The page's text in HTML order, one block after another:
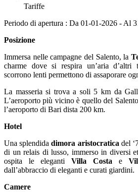
Tariffe
Periodo di apertura : Da 01-01-2026 - Al
Posizione
Immersa nelle campagne del Salento, la
charme dove si respira un’aria
scorrono lenti permettono di assaporare
La masseria si trova a soli 5 km da
L’aeroporto più vicino è quello del
l’aeroporto di Bari dista 200 km.
Hotel
Una splendidadimora aristocratica del
di un relais di lusso, immerso in diversi
ospita le eleganti Villa Costa e
dall’abbraccio di eleganti e curati giardini.
Camere